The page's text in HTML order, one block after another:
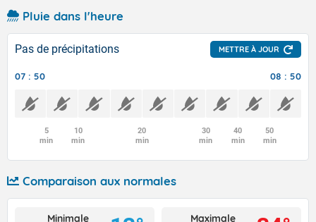
Pluie dans l'heure
Pas de précipitations METTRE À JOUR
07 : 50 08 : 50
5
min
10
min
20
min
30
min
40
min
50
min
Comparaison aux normales
Minimale
Maximale